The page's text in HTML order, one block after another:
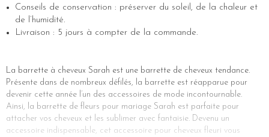
Conseils de conservation : préserver du soleil, de la chaleur et
de l’humidité.
Livraison : 5 jours à compter de la commande.
La barrette à cheveux Sarah est une barrette de cheveux tendance.
Présente dans de nombreux défilés, la barrette est réapparue pour
devenir cette année l’un des accessoires de mode incontournable.
Ainsi, la barrette de fleurs pour mariage Sarah est parfaite pour
attacher vos cheveux et les sublimer avec fantaisie. Devenu un
accessoire indispensable, cet accessoire pour cheveux fleuri vous